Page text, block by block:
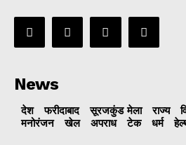
News
देश फरीदाबाद सूरजकुंड मेला राज्‍य
मनोरंजन
खेल अपराध टेक धर्म